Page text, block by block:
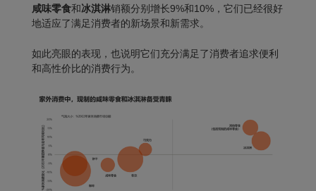
咸味零食和冰淇淋销额分别增长9%和10%，它们已经很好
地适应了满足消费者的新场景和新需求。
如此亮眼的表现，也说明它们充分满足了消费者追求便利
和高性价比的消费行为。